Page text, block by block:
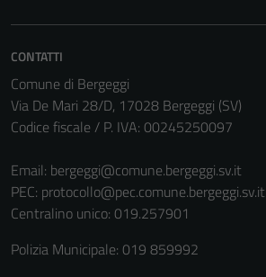
CONTATTI
Comune di Bergeggi
Via De Mari 28/D, 17028 Bergeggi (SV)
Codice fiscale / P. IVA: 00245250097
Email: bergeggi@comune.bergeggi.sv.it
PEC: protocollo@pec.comune.bergeggi.sv.it
Centralino unico: 019.257901
Polizia Municipale: 019 859992